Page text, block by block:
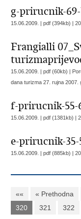
g-prirucnik-
15.06.2009. | pdf (394kb) |
Frangialli
15.06.2009. | pdf (60kb) |
dana turizma 27. rujna 2007.
f-prirucnik-55-
15.06.2009. | pdf (1381kb) |
e-prirucnik-
15.06.2009. | pdf (885kb) |
«« « Prethodna
320
321 322